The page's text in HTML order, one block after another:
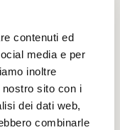
contenuti ed
media e per
inoltre
sito con i
dei dati web,
combinarle
, le ceramiche
opere
(New York,
in relazione